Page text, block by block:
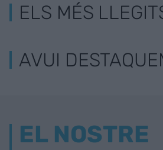
ELS MÉS
AVUI
EL NOSTRE